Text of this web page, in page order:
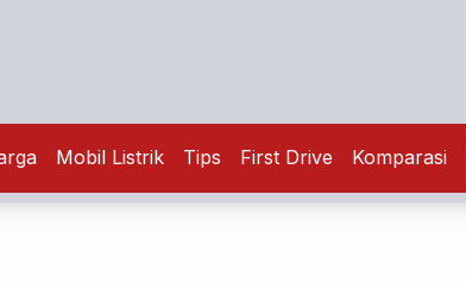
Mobil Listrik Tips First Drive Komparasi